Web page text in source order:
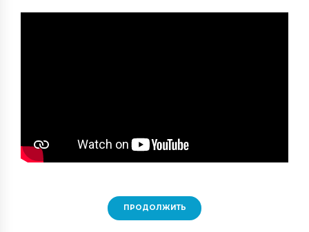
ПРОДОЛЖИТЬ